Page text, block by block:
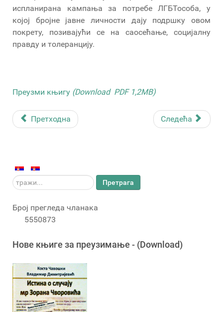
испланирана кампања за потребе ЛГБТособа, у
којој бројне јавне личности дају подршку овом
покрету, позивајући се на саосећање, социјалну
правду и толеранцију.
Преузми књигу (Download PDF 1,2MB)
Претходна Следећа
тражи... Претрага
Број прегледа чланака
5550873
Новe књигe за преузимање - (Download)